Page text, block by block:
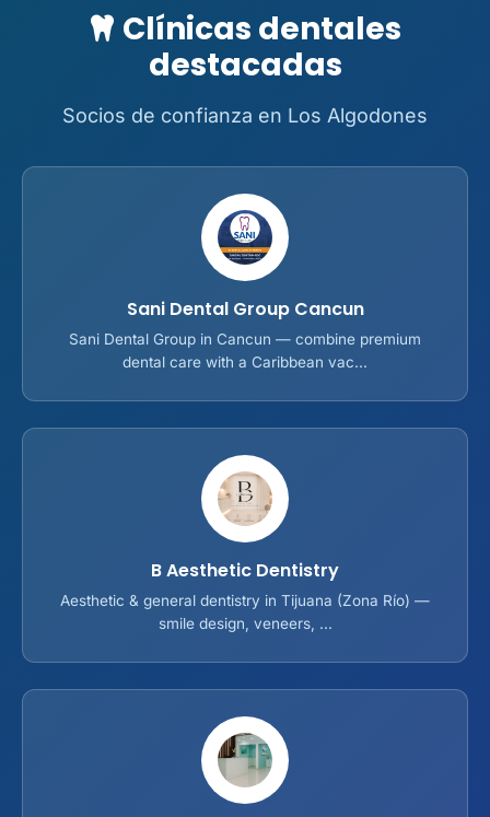
Clínicas dentales
destacadas
Socios de confianza en Los Algodones
Sani Dental Group Cancun
Sani Dental Group in Cancun — combine premium
dental care with a Caribbean vac...
B Aesthetic Dentistry
Aesthetic & general dentistry in Tijuana (Zona Río) —
smile design, veneers, ...